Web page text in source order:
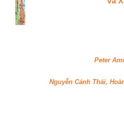
Peter
Nguyễn Cảnh Thái,